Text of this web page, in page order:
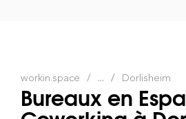
workin.space ... Dorlisheim
Bureaux en